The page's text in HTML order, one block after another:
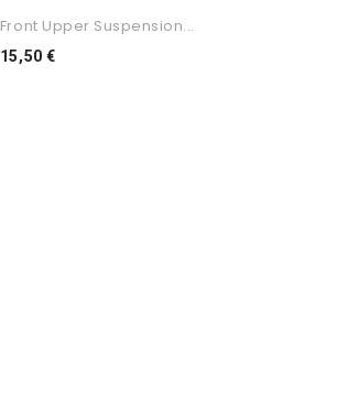
Front Upper Suspension...
15,50 €Preço